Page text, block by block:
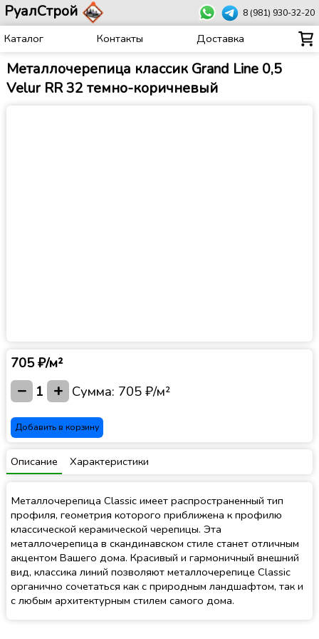
РуалСтрой 8 (981) 930-32-20
Каталог Контакты Доставка
Металлочерепица классик Grand Line 0,5
Velur RR 32 темно-коричневый
705 ₽/м²
− 1 + Сумма: 705 ₽/м²
Добавить в корзину
Описание Характеристики
Металлочерепица Classic имеет распространенный тип
профиля, геометрия которого приближена к профилю
классической керамической черепицы. Эта
металлочерепица в скандинавском стиле станет отличным
акцентом Вашего дома. Красивый и гармоничный внешний
вид, классика линий позволяют металлочерепице Classic
органично сочетаться как с природным ландшафтом, так и
с любым архитектурным стилем самого дома.